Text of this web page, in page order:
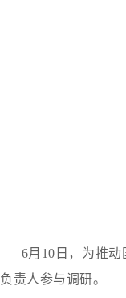
6月10日，为推动
负责人参与调研。